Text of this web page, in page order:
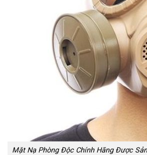
Mặt Nạ Phòng Độc Chính Hãng Được